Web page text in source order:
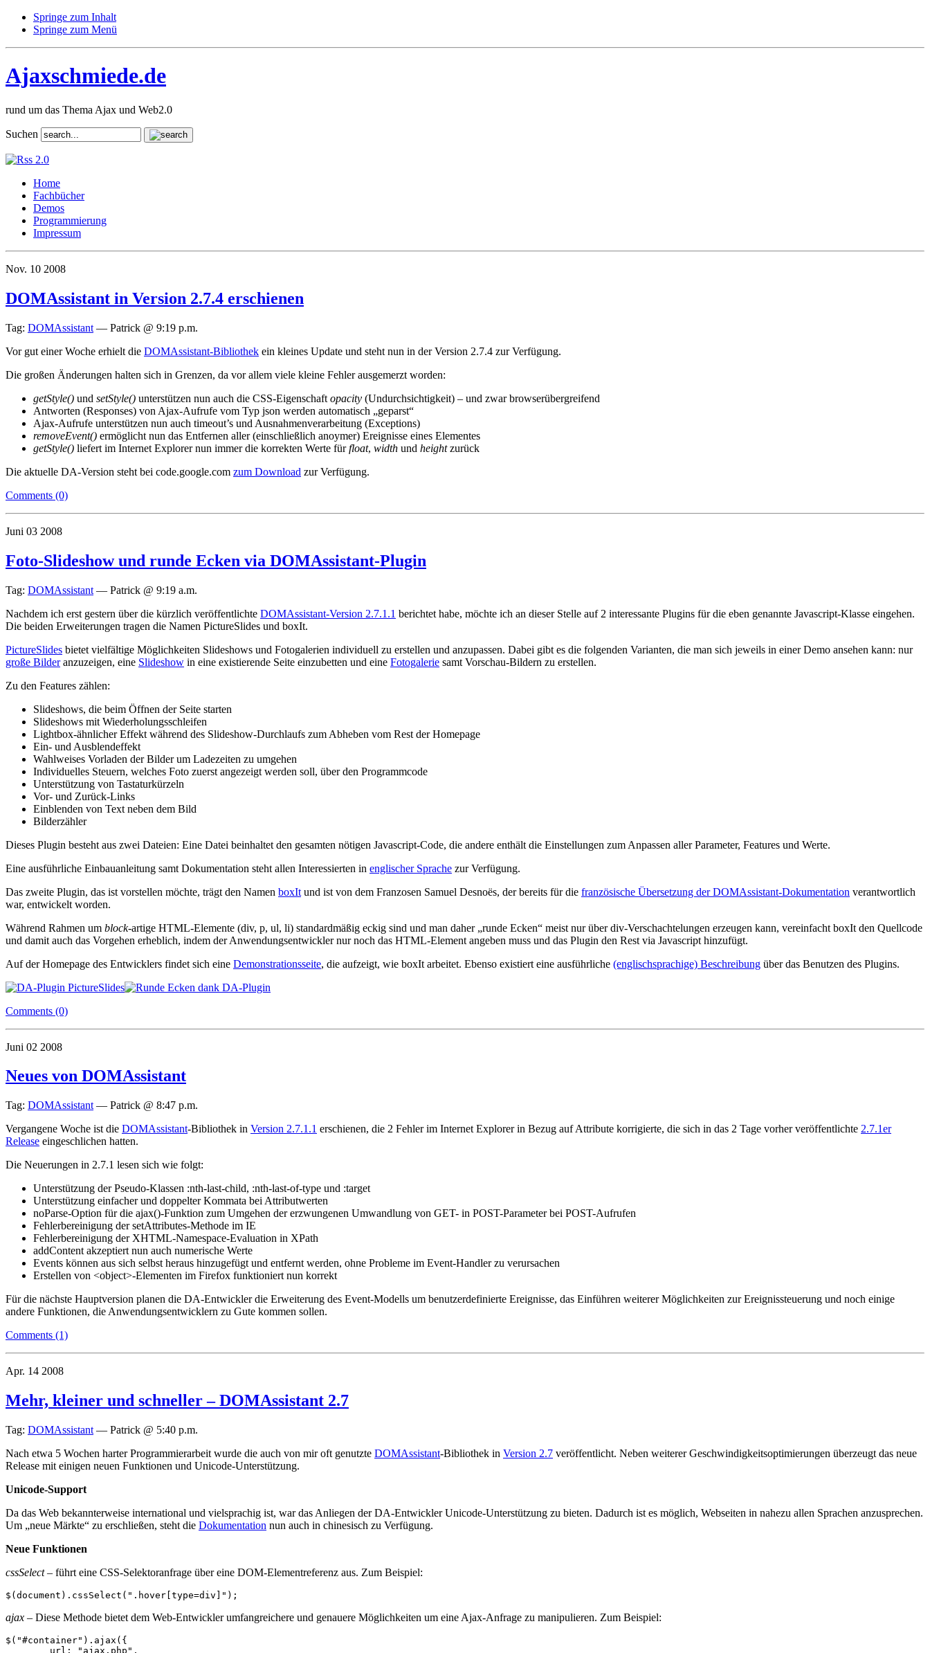
Springe zum Inhalt
Springe zum Menü
Ajaxschmiede.de
rund um das Thema Ajax und Web2.0
Suchen
Home
Fachbücher
Demos
Programmierung
Impressum
Nov. 10 2008
DOMAssistant in Version 2.7.4 erschienen
Tag: DOMAssistant — Patrick @ 9:19 p.m.
Vor gut einer Woche erhielt die DOMAssistant-Bibliothek ein kleines Update und steht nun in der Version 2.7.4 zur Verfügung.
Die großen Änderungen halten sich in Grenzen, da vor allem viele kleine Fehler ausgemerzt worden:
getStyle() und setStyle() unterstützen nun auch die CSS-Eigenschaft opacity (Undurchsichtigkeit) – und zwar browserübergreifend
Antworten (Responses) von Ajax-Aufrufe vom Typ json werden automatisch „geparst“
Ajax-Aufrufe unterstützen nun auch timeout’s und Ausnahmenverarbeitung (Exceptions)
removeEvent() ermöglicht nun das Entfernen aller (einschließlich anoymer) Ereignisse eines Elementes
getStyle() liefert im Internet Explorer nun immer die korrekten Werte fürfloat, width und heightzurück
Die aktuelle DA-Version steht bei code.google.com zum Download zur Verfügung.
Comments (0)
Juni 03 2008
Foto-Slideshow und runde Ecken via DOMAssistant-Plugin
Tag: DOMAssistant — Patrick @ 9:19 a.m.
Nachdem ich erst gestern über die kürzlich veröffentlichte DOMAssistant-Version 2.7.1.1 berichtet habe, möchte ich an dieser Stelle auf 2 interessante Plugins für die eben genannte Javascript-Klasse eingehen.
Die beiden Erweiterungen tragen die Namen PictureSlides und boxIt.
PictureSlides bietet vielfältige Möglichkeiten Slideshows und Fotogalerien individuell zu erstellen und anzupassen. Dabei gibt es die folgenden Varianten, die man sich jeweils in einer Demo ansehen kann: nur
große Bilderanzuzeigen, eine Slideshow in eine existierende Seite einzubetten und eine Fotogalerie samt Vorschau-Bildern zu erstellen.
Zu den Features zählen:
Slideshows, die beim Öffnen der Seite starten
Slideshows mit Wiederholungsschleifen
Lightbox-ähnlicher Effekt während des Slideshow-Durchlaufs zum Abheben vom Rest der Homepage
Ein- und Ausblendeffekt
Wahlweises Vorladen der Bilder um Ladezeiten zu umgehen
Individuelles Steuern, welches Foto zuerst angezeigt werden soll, über den Programmcode
Unterstützung von Tastaturkürzeln
Vor- und Zurück-Links
Einblenden von Text neben dem Bild
Bilderzähler
Dieses Plugin besteht aus zwei Dateien: Eine Datei beinhaltet den gesamten nötigen Javascript-Code, die andere enthält die Einstellungen zum Anpassen aller Parameter, Features und Werte.
Eine ausführliche Einbauanleitung samt Dokumentation steht allen Interessierten in englischer Sprache zur Verfügung.
Das zweite Plugin, das ist vorstellen möchte, trägt den Namen boxIt und ist von dem Franzosen Samuel Desnoës, der bereits für die französische Übersetzung der DOMAssistant-Dokumentation verantwortlich
war, entwickelt worden.
Während Rahmen um block-artige HTML-Elemente (div, p, ul, li) standardmäßig eckig sind und man daher „runde Ecken“ meist nur über div-Verschachtelungen erzeugen kann, vereinfacht boxIt den Quellcode
und damit auch das Vorgehen erheblich, indem der Anwendungsentwickler nur noch das HTML-Element angeben muss und das Plugin den Rest via Javascript hinzufügt.
Auf der Homepage des Entwicklers findet sich eine Demonstrationsseite, die aufzeigt, wie boxIt arbeitet. Ebenso existiert eine ausführliche (englischsprachige) Beschreibung über das Benutzen des Plugins.
Comments (0)
Juni 02 2008
Neues von DOMAssistant
Tag: DOMAssistant — Patrick @ 8:47 p.m.
Vergangene Woche ist die DOMAssistant-Bibliothek in Version 2.7.1.1 erschienen, die 2 Fehler im Internet Explorer in Bezug auf Attribute korrigierte, die sich in das 2 Tage vorher veröffentlichte 2.7.1er
Release eingeschlichen hatten.
Die Neuerungen in 2.7.1 lesen sich wie folgt:
Unterstützung der Pseudo-Klassen :nth-last-child, :nth-last-of-type und :target
Unterstützung einfacher und doppelter Kommata bei Attributwerten
noParse-Option für die ajax()-Funktion zum Umgehen der erzwungenen Umwandlung von GET- in POST-Parameter bei POST-Aufrufen
Fehlerbereinigung der setAttributes-Methode im IE
Fehlerbereinigung der XHTML-Namespace-Evaluation in XPath
addContent akzeptiert nun auch numerische Werte
Events können aus sich selbst heraus hinzugefügt und entfernt werden, ohne Probleme im Event-Handler zu verursachen
Erstellen von <object>-Elementen im Firefox funktioniert nun korrekt
Für die nächste Hauptversion planen die DA-Entwickler die Erweiterung des Event-Modells um benutzerdefinierte Ereignisse, das Einführen weiterer Möglichkeiten zur Ereignissteuerung und noch einige
andere Funktionen, die Anwendungsentwicklern zu Gute kommen sollen.
Comments (1)
Apr. 14 2008
Mehr, kleiner und schneller – DOMAssistant 2.7
Tag: DOMAssistant — Patrick @ 5:40 p.m.
Nach etwa 5 Wochen harter Programmierarbeit wurde die auch von mir oft genutzte DOMAssistant-Bibliothek in Version 2.7 veröffentlicht. Neben weiterer Geschwindigkeitsoptimierungen überzeugt das neue
Release mit einigen neuen Funktionen und Unicode-Unterstützung.
Unicode-Support
Da das Web bekannterweise international und vielsprachig ist, war das Anliegen der DA-Entwickler Unicode-Unterstützung zu bieten. Dadurch ist es möglich, Webseiten in nahezu allen Sprachen anzusprechen.
Um „neue Märkte“ zu erschließen, steht die Dokumentation nun auch in chinesisch zu Verfügung.
Neue Funktionen
cssSelect– führt eine CSS-Selektoranfrage über eine DOM-Elementreferenz aus. Zum Beispiel:
ajax – Diese Methode bietet dem Web-Entwickler umfangreichere und genauere Möglichkeiten um eine Ajax-Anfrage zu manipulieren. Zum Beispiel:
$("#container").ajax({